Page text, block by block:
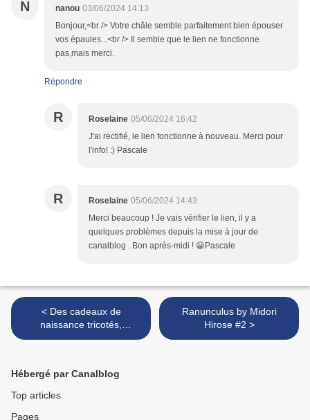
N nanou 03/06/2024 14:13
Bonjour,<br /> Votre châle semble parfaitement bien épouser
vos épaules...<br /> Il semble que le lien ne fonctionne
pas,mais merci.
Répondre
R Roselaine 05/06/2024 16:42
J'ai rectifié, le lien fonctionne à nouveau. Merci pour
l'info! :) Pascale
R Roselaine 05/06/2024 14:43
Merci beaucoup ! Je vais vérifier le lien, il y a
quelques problèmes depuis la mise à jour de
canalblog . Bon après-midi ! 😀Pascale
< Des cadeaux de
naissance tricotés,
crochetés et cousus à 4
Ranunculus by Midori
Hirose #2 >
Hébergé par Canalblog
Top articles
Pages